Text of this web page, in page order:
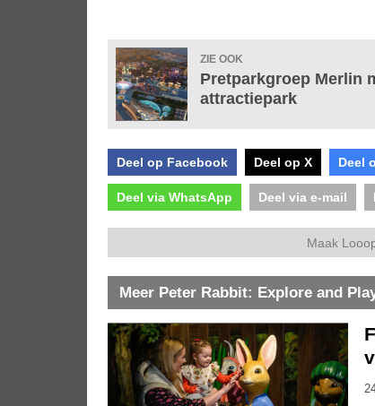
ZIE OOK
Pretparkgroep Merlin
attractiepark
Deel op Facebook Deel op X Deel
Deel via WhatsApp Deel via e-mail
Maak
Meer Peter Rabbit: Explore and